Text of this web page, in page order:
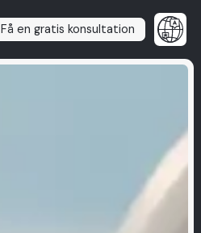
Få en gratis konsultation